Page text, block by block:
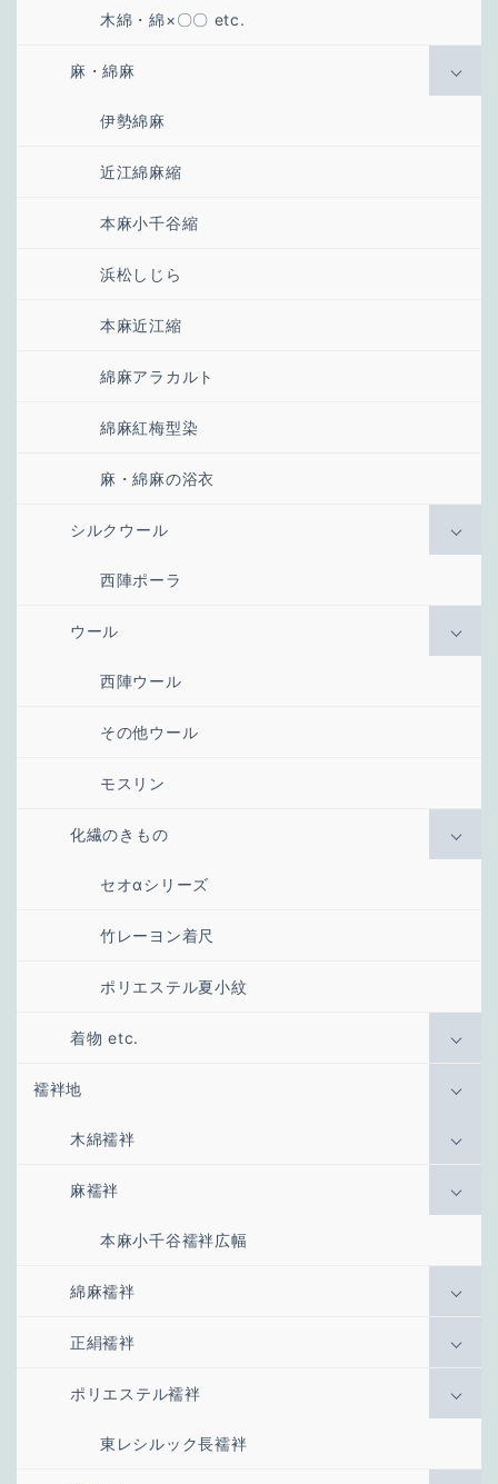
木綿・綿×〇〇 etc.
麻・綿麻
伊勢綿麻
近江綿麻縮
本麻小千谷縮
浜松しじら
本麻近江縮
綿麻アラカルト
綿麻紅梅型染
麻・綿麻の浴衣
シルクウール
西陣ポーラ
ウール
西陣ウール
その他ウール
モスリン
化繊のきもの
セオαシリーズ
竹レーヨン着尺
ポリエステル夏小紋
着物 etc.
襦袢地
木綿襦袢
麻襦袢
本麻小千谷襦袢広幅
綿麻襦袢
正絹襦袢
ポリエステル襦袢
東レシルック長襦袢